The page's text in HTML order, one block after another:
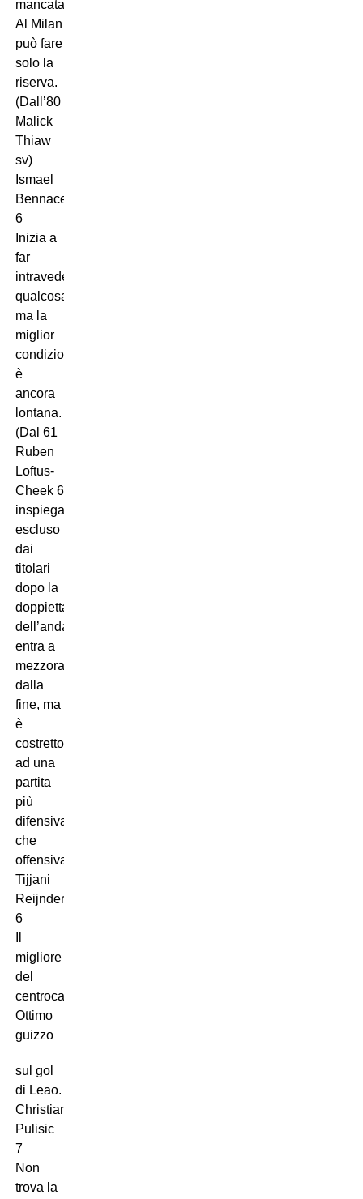
mancata.
Al Milan
può fare
solo la
riserva.
(Dall’80
Malick
Thiaw
sv)
Ismael
Bennacer
6
Inizia a
far
intravedere
qualcosa,
ma la
miglior
condizione
è
ancora
lontana.
(Dal 61
Ruben
Loftus-
Cheek 6
inspiegabilmente
escluso
dai
titolari
dopo la
doppietta
dell’andata,
entra a
mezzora
dalla
fine, ma
è
costretto
ad una
partita
più
difensiva
che
offensiva).
Tijjani
Reijnders
6
migliore
del
centrocampo.
Ottimo
guizzo
sul gol
di Leao.
Christian
Pulisic
7
Non
trova la